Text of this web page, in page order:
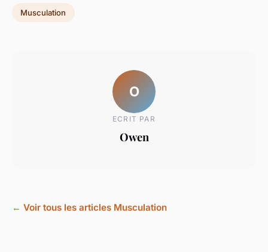
Musculation
O
ECRIT PAR
Owen
← Voir tous les articles Musculation